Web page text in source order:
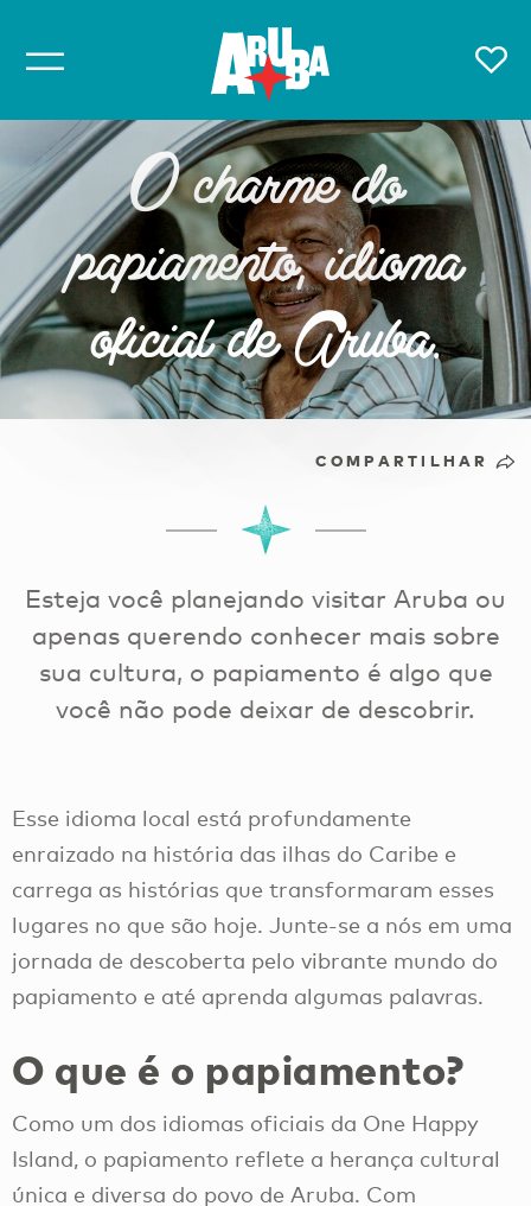
O charme do
papiamento, idioma
oficial de Aruba.
COMPARTILHAR
Esteja você planejando visitar Aruba ou
apenas querendo conhecer mais sobre
sua cultura, o papiamento é algo que
você não pode deixar de descobrir.
Esse idioma local está profundamente
enraizado na história das ilhas do Caribe e
carrega as histórias que transformaram esses
lugares no que são hoje. Junte-se a nós em uma
jornada de descoberta pelo vibrante mundo do
papiamento e até aprenda algumas palavras.
O que é o papiamento?
Como um dos idiomas oficiais da One Happy
Island, o papiamento reflete a herança cultural
única e diversa do povo de Aruba. Com